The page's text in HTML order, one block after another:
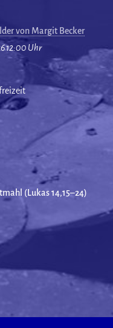
von Margit Becker
12:00 Uhr
(Lukas 14,15–24)